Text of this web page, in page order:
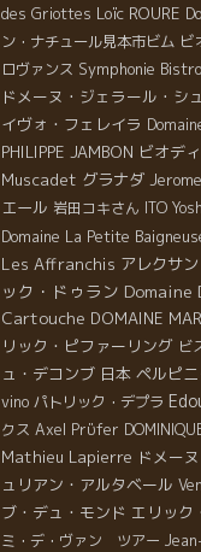
des Griottes Loïc ROURE
ン・ナチュール見本市ビム ビ
ロヴァンス Symphonie
ドメーヌ・ジェラール・シ
イヴォ・フェレイラ
PHILIPPE JAMBON ビオデ
Muscadet グラナダ
エール 岩田コキさん ITO
Domaine La Petite
Les Affranchis アレクサ
ック・ドゥラン Domaine
Cartouche DOMAINE
リック・ピファーリング ビ
ュ・デコンブ 日本 ペルピ
vino パトリック・デプラ
クス Axel Prϋfer
Mathieu Lapierre ドメー
ュリアン・アルタベール
ブ・デュ・モンド エリック
ミ・デ・ヴァン ツアー